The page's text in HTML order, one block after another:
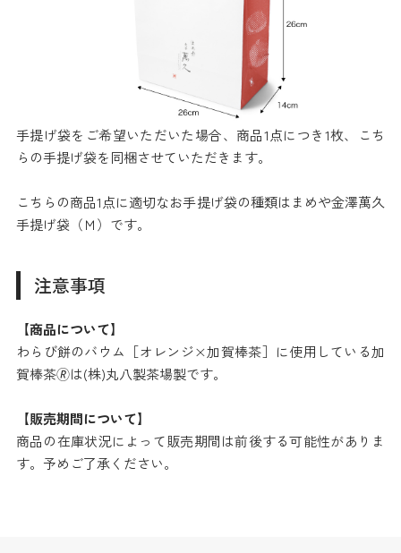
手提げ袋をご希望いただいた場合、商品1点につき1枚、こち
らの手提げ袋を同梱させていただきます。
こちらの商品1点に適切なお手提げ袋の種類はまめや金澤萬久
手提げ袋（Ｍ）です。
注意事項
【商品について】
わらび餅のバウム［オレンジ×加賀棒茶］に使用している加
賀棒茶🄬は(株)丸八製茶場製です。
【販売期間について】
商品の在庫状況によって販売期間は前後する可能性がありま
す。予めご了承ください。